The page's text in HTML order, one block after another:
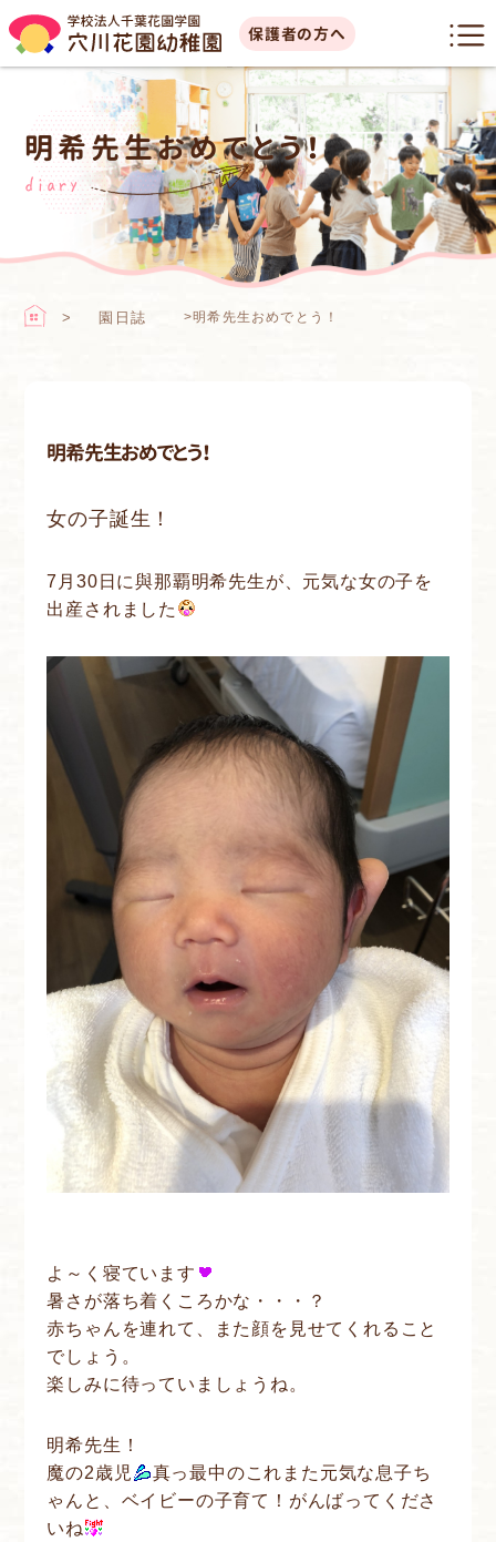
保護者の方へ
明希先生おめでとう！
diary
園日誌 >明希先生おめでとう！
明希先生おめでとう！
女の子誕生！
7月30日に與那覇明希先生が、元気な女の子を
出産されました
よ～く寝ています
暑さが落ち着くころかな・・・？
赤ちゃんを連れて、また顔を見せてくれること
でしょう。
楽しみに待っていましょうね。
明希先生！
魔の2歳児
真っ最中のこれまた元気な息子ち
ゃんと、ベイビーの子育て！がんばってくださ
いね